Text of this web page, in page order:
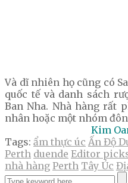
Và dĩ nhiên họ cũng có
quốc tế và danh sách
Ban Nha. Nhà hàng rất
nhân hoặc một nhóm
Kim
Tags: ẩm thực úc Ấn Độ
Perth duende Editor
nhà hàng Perth Tây Úc